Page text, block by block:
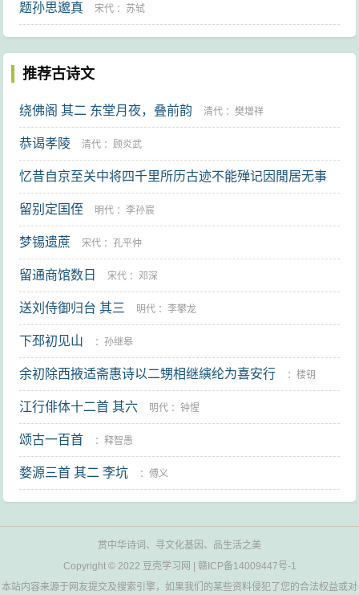
题孙思邈真 宋代 ： 苏轼
推荐古诗文
绕佛阁 其二 东堂月夜，叠前韵 清代 ：樊增祥
恭谒孝陵 清代 ：顾炎武
忆昔自京至关中将四千里所历古迹不能殚记因閒居无事
追赋律诗凡十首目之曰忆晋以泄曩日之思云
留别定国侄 明代 ：李孙宸
梦锡遗蔗 宋代 ：孔平仲
留通商馆数日 宋代 ：邓深
送刘侍御归台 其三 明代 ：李攀龙
下邳初见山 ：孙继皋
余初除西掖适斋惠诗以二甥相继縯纶为喜安行 ：楼钥
江行俳体十二首 其六 明代 ：钟惺
颂古一百首 ：释智愚
婺源三首 其二 李坑 ：傅义
赏中华诗词、寻文化基因、品生活之美
Copyright © 2022 豆壳学习网
赣ICP备14009447号-1
本站内容来源于网友提交及搜索引擎，如果我们的某些资料侵犯了您的合法权益或对